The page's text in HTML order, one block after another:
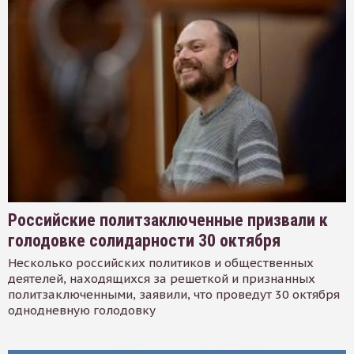
Российские политзаключенные призвали к
голодовке солидарности 30 октября
Несколько российских политиков и общественных
деятелей, находящихся за решеткой и признанных
политзаключенными, заявили, что проведут 30 октября
однодневную голодовку